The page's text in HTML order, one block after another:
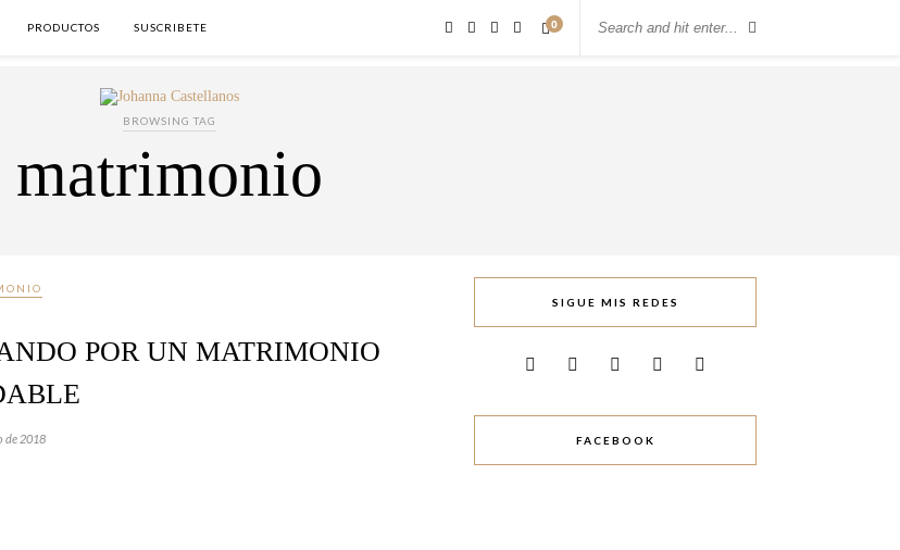
PRODUCTOS SUSCRIBETE 0
BROWSING TAG
matrimonio
POR UN MATRIMONIO
de 2018
SIGUE MIS REDES
FACEBOOK